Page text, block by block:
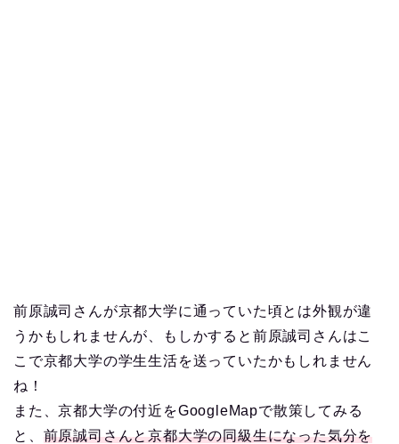
前原誠司さんが京都大学に通っていた頃とは外観が違
うかもしれませんが、もしかすると前原誠司さんはこ
こで京都大学の学生生活を送っていたかもしれません
ね！
また、京都大学の付近をGoogleMapで散策してみる
と、 前原誠司さんと京都大学の同級生になった気分を